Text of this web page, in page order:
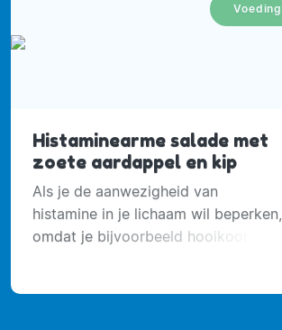
Voeding
Histaminearme salade met
zoete aardappel en kip
Als je de aanwezigheid van
histamine in je lichaam wil beperken,
omdat je bijvoorbeeld hooikoorts